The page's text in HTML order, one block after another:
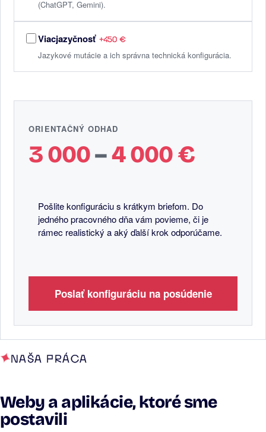
(ChatGPT, Gemini).
Viacjazyčnosť +450 €
Jazykové mutácie a ich správna technická konfigurácia.
ORIENTAČNÝ ODHAD
3 000–4 000€
Pošlite konfiguráciu s krátkym briefom. Do
jedného pracovného dňa vám povieme, či je
rámec realistický a aký ďalší krok odporúčame.
Poslať konfiguráciu na posúdenie
NAŠA PRÁCA
Weby a aplikácie, ktoré sme
postavili